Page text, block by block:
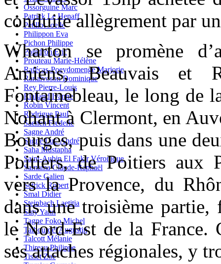
Ossorguine Marc
Patrick Le Henaff
Petillot Joelle
Philippon Eva
Pichon Philippe
Poindron Eric
Prouteau Marie-Hélène
Rafécas-Poeydomenge Marjorie
Ranaivoson Dominique
Rey Pierre-Louis
Rialland Ivanne
Robin Vincent
Rodrigue Paul
Saenen Frederic
Sagne André
Sagne Luc-André
Saha Mustapha
Saint-Aubin El Fakir Véronique
Samama Claude-Raphaël
Sarde Galien
Sctrick Robert
Smal Didier
Steinbach Laetitia
Suty Yann
Tagne Foko Michel
Talbourdel Augustin
Talcott Mélanie
Thireau Philippe
Tisset Zoe
conduite allègrement par
Wharton se promène
Amiens, Beauvais et
Fontainebleau, le long de
Nohant à Clermont, en
Bourges, puis dans une
Poitiers, de Poitiers aux
vers la Provence, du
dans une troisième
le Nord-Est de la France.
ses attaches régionales, y